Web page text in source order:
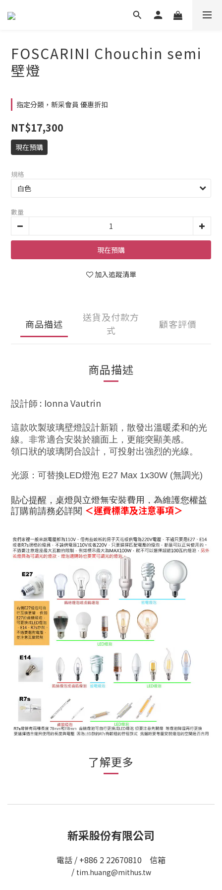
FOSCARINI Chouchin semi
壁燈
指定分類，新采會員 優惠折扣
NT$17,300
現在預購
規格
數量
現在預購
加入追蹤清單
商品描述
送貨及付款方
式
顧客評價
商品描述
設計師 : Ionna Vautrin
這款吹製玻璃壁燈設計新穎，散發出溫暖柔和的光
線。非常適合安裝於牆面上，更能突顯美感。
領口狀的玻璃閉合設計，可投射出強烈的光線。
光源： 可替換LED燈泡 E27 Max 1x30W (無調光)
貼心提醒，桌燈與立燈無安裝費用，為維護您權益
訂購前請務必詳閱 ＜運費標準及注意事項＞
了解更多
新采股份有限公司
電話 / +886 2 22670810 信箱
/ tim.huang@mithus.tw